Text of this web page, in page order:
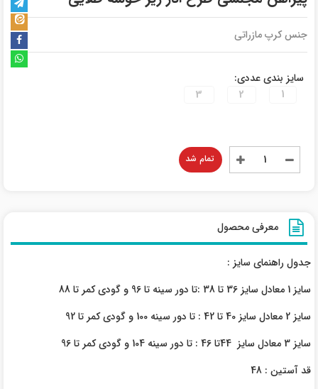
جنس کرپ مازراتی
سایز بندی عددی:
1
2
3
تمام شد
معرفی محصول
جدول راهنمای سایز :
سایز 1 معادل سایز 36 تا 38 :تا دور سینه تا 96 و گودی کمر تا 88
سایز 2 معادل سایز 40 تا 42 : تا دور سینه 100 و گودی کمر تا 92
سایز 3 معادل سایز 44تا 46 : تا دور سینه 104 و گودی کمر تا 96
قد آستین : 48